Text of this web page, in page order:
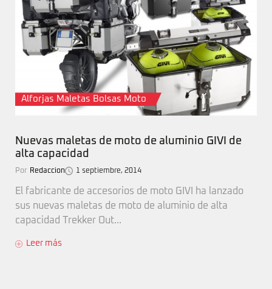
Alforjas Maletas Bolsas Moto
Nuevas maletas de moto de aluminio GIVI de
alta capacidad
Por Redaccion 1 septiembre, 2014
El fabricante de accesorios de moto GIVI ha lanzado
sus nuevas maletas de moto de aluminio de alta
capacidad Trekker Out...
Leer más